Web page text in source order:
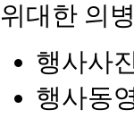
위대한 의
행사사
행사동